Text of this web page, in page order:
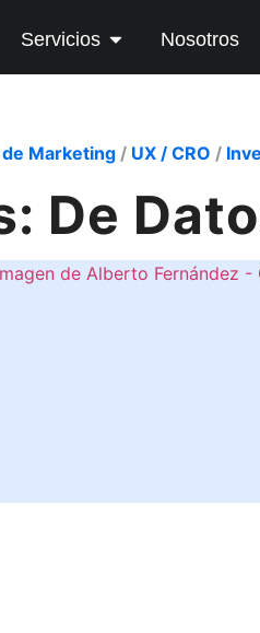
Servicios Nosotros
Marketing / UX / CRO /
De